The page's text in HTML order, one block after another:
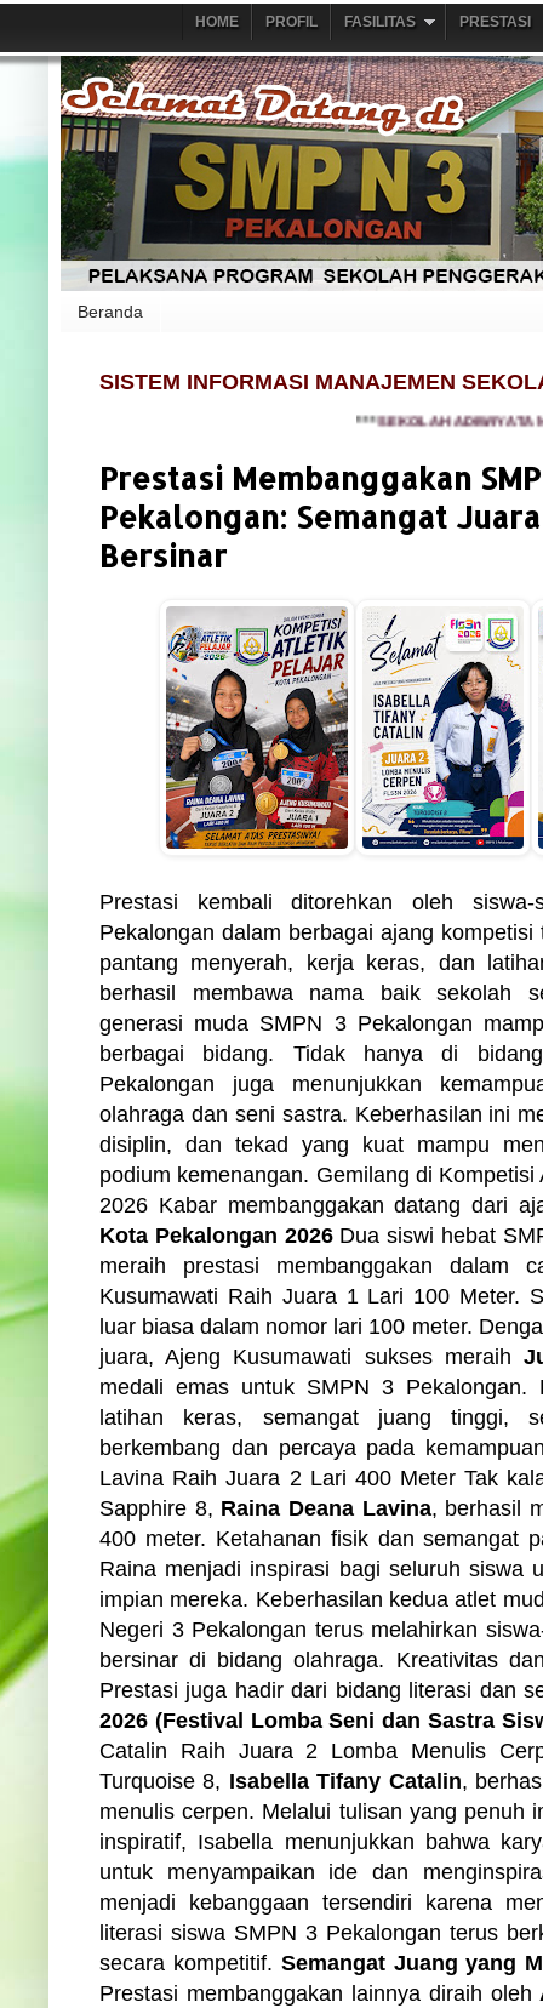
HOME PROFIL FASILITAS PRESTASI
Beranda
SISTEM INFORMASI MANAJEMEN
SEKOLAH ADIWIYATA
Prestasi Membanggakan
Pekalongan: Semangat
Bersinar
Prestasi kembali ditorehkan oleh
Pekalongan dalam berbagai ajang
pantang menyerah, kerja keras, dan
berhasil membawa nama baik sekolah
generasi muda SMPN 3 Pekalongan
berbagai bidang. Tidak hanya di
Pekalongan juga menunjukkan
olahraga dan seni sastra. Keberhasilan ini
disiplin, dan tekad yang kuat mampu
podium kemenangan. Gemilang di
2026 Kabar membanggakan datang dari
Kota Pekalongan 2026Dua siswi hebat
meraih prestasi membanggakan
Kusumawati Raih Juara 1 Lari 100 Meter.
luar biasa dalam nomor lari 100 meter.
juara, Ajeng Kusumawati sukses meraih
medali emas untuk SMPN 3
latihan keras, semangat juang tinggi,
berkembang dan percaya pada
Lavina Raih Juara 2 Lari 400 Meter Tak
Sapphire 8, Raina Deana Lavina, berhasil
400 meter. Ketahanan fisik dan semangat
Raina menjadi inspirasi bagi seluruh siswa
impian mereka. Keberhasilan kedua atlet
Negeri 3 Pekalongan terus melahirkan
bersinar di bidang olahraga. Kreativitas
Prestasi juga hadir dari bidang literasi dan
2026 (Festival Lomba Seni dan Sastra
Catalin Raih Juara 2 Lomba Menulis
Turquoise 8, Isabella Tifany Catalin,
menulis cerpen. Melalui tulisan yang penuh
inspiratif, Isabella menunjukkan bahwa
untuk menyampaikan ide dan
menjadi kebanggaan tersendiri karena
literasi siswa SMPN 3 Pekalongan terus
secara kompetitif. Semangat Juang yang
Prestasi membanggakan lainnya diraih oleh